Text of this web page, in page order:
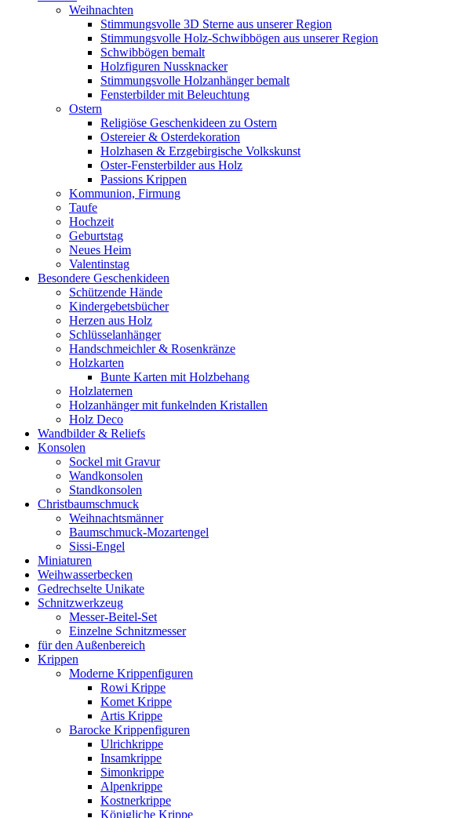
Weihnachten
Stimmungsvolle 3D Sterne aus unserer Region
Stimmungsvolle Holz-Schwibbögen aus unserer Region
Schwibbögen bemalt
Holzfiguren Nussknacker
Stimmungsvolle Holzanhänger bemalt
Fensterbilder mit Beleuchtung
Ostern
Religiöse Geschenkideen zu Ostern
Ostereier & Osterdekoration
Holzhasen & Erzgebirgische Volkskunst
Oster-Fensterbilder aus Holz
Passions Krippen
Kommunion, Firmung
Taufe
Hochzeit
Geburtstag
Neues Heim
Valentinstag
Besondere Geschenkideen
Schützende Hände
Kindergebetsbücher
Herzen aus Holz
Schlüsselanhänger
Handschmeichler & Rosenkränze
Holzkarten
Bunte Karten mit Holzbehang
Holzlaternen
Holzanhänger mit funkelnden Kristallen
Holz Deco
Wandbilder & Reliefs
Konsolen
Sockel mit Gravur
Wandkonsolen
Standkonsolen
Christbaumschmuck
Weihnachtsmänner
Baumschmuck-Mozartengel
Sissi-Engel
Miniaturen
Weihwasserbecken
Gedrechselte Unikate
Schnitzwerkzeug
Messer-Beitel-Set
Einzelne Schnitzmesser
für den Außenbereich
Krippen
Moderne Krippenfiguren
Rowi Krippe
Komet Krippe
Artis Krippe
Barocke Krippenfiguren
Ulrichkrippe
Insamkrippe
Simonkrippe
Alpenkrippe
Kostnerkrippe
Königliche Krippe